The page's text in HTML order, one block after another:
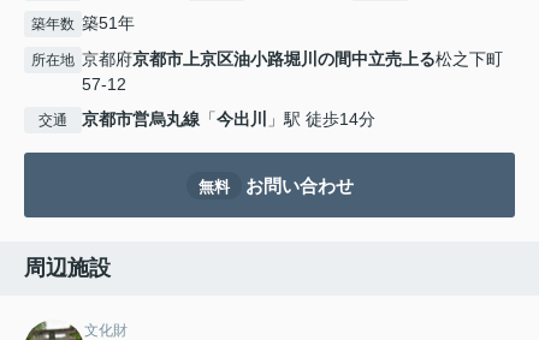
築年数 築51年
所在地 京都府京都市上京区油小路堀川の間中立売上る松之下町
57-12
交通 京都市営烏丸線 「今出川 」駅 徒歩14分
無料 お問い合わせ
周辺施設
文化財